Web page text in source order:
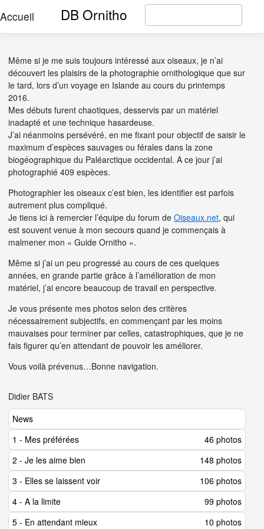
Accueil DB Ornitho
Même si je me suis toujours intéressé aux oiseaux, je n’ai
découvert les plaisirs de la photographie ornithologique que sur
le tard, lors d’un voyage en Islande au cours du printemps
2016.
Mes débuts furent chaotiques, desservis par un matériel
inadapté et une technique hasardeuse.
J’ai néanmoins persévéré, en me fixant pour objectif de saisir le
maximum d’espèces sauvages ou férales dans la zone
biogéographique du Paléarctique occidental. A ce jour j’ai
photographié 409 espèces.
Photographier les oiseaux c’est bien, les identifier est parfois
autrement plus compliqué.
Je tiens ici à remercier l’équipe du forum de Oiseaux.net, qui
est souvent venue à mon secours quand je commençais à
malmener mon « Guide Ornitho ».
Même si j’ai un peu progressé au cours de ces quelques
années, en grande partie grâce à l’amélioration de mon
matériel, j’ai encore beaucoup de travail en perspective.
Je vous présente mes photos selon des critères
nécessairement subjectifs, en commençant par les moins
mauvaises pour terminer par celles, catastrophiques, que je ne
fais figurer qu’en attendant de pouvoir les améliorer.
Vous voilà prévenus…Bonne navigation.
Didier BATS
News
1 - Mes préférées
46 photos
2 - Je les aime bien
148 photos
3 - Elles se laissent voir
106 photos
4 - A la limite
99 photos
5 - En attendant mieux
10 photos